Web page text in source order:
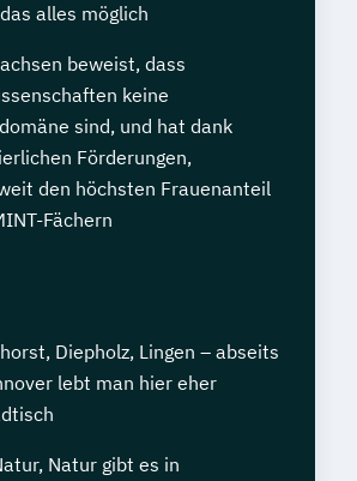
alles möglich
beweist, dass
keine
sind, und hat dank
Förderungen,
den höchsten Frauenanteil
Fächern
Diepholz, Lingen – abseits
lebt man hier eher
Natur gibt es in